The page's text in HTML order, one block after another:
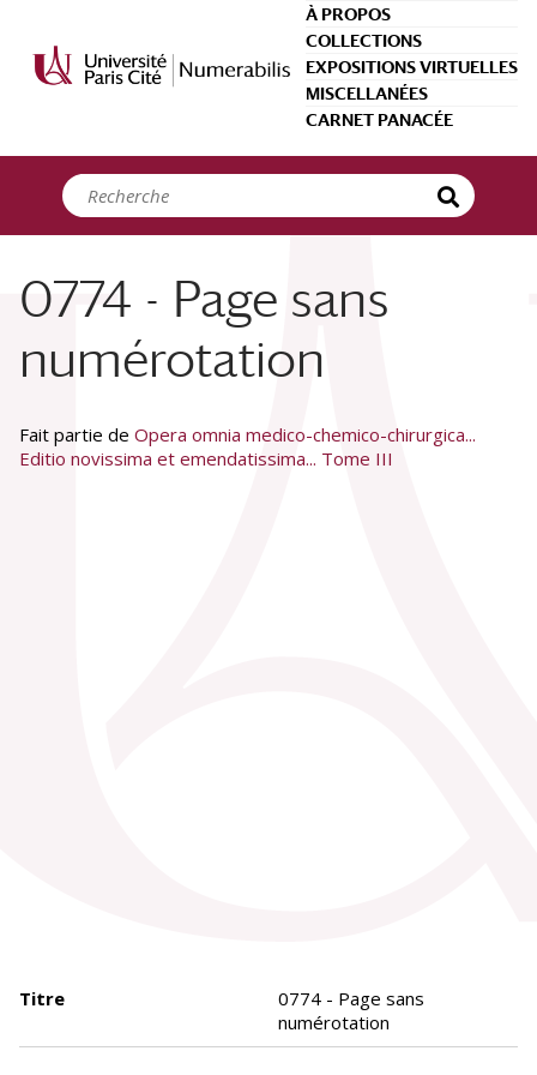
À PROPOS
COLLECTIONS
EXPOSITIONS VIRTUELLES
MISCELLANÉES
CARNET PANACÉE
0774 - Page sans
numérotation
Fait partie de Opera omnia medico-chemico-chirurgica...
Editio novissima et emendatissima... Tome III
Titre
0774 - Page sans
numérotation